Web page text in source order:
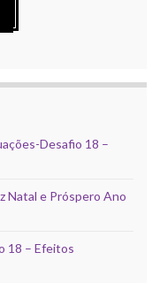
Desafio 18 –
Natal e Próspero Ano
18 – Efeitos